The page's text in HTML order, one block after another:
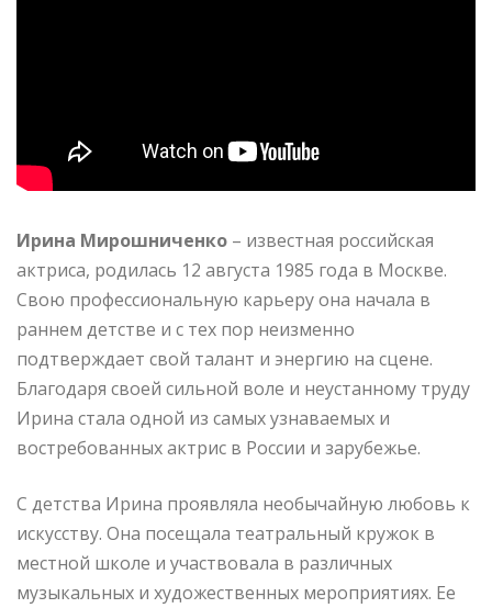
Ирина Мирошниченко – известная российская
актриса, родилась 12 августа 1985 года в Москве.
Свою профессиональную карьеру она начала в
раннем детстве и с тех пор неизменно
подтверждает свой талант и энергию на сцене.
Благодаря своей сильной воле и неустанному труду
Ирина стала одной из самых узнаваемых и
востребованных актрис в России и зарубежье.
С детства Ирина проявляла необычайную любовь к
искусству. Она посещала театральный кружок в
местной школе и участвовала в различных
музыкальных и художественных мероприятиях. Ее